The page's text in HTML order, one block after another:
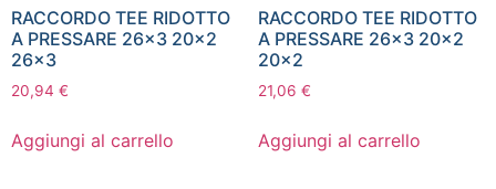
RACCORDO TEE RIDOTTO
A PRESSARE 26×3 20×2
26×3
20,94 €
Aggiungi al carrello
RACCORDO TEE RIDOTTO
A PRESSARE 26×3 20×2
20×2
21,06 €
Aggiungi al carrello